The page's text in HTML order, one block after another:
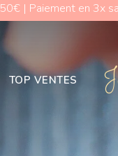
| Paiement en 3x
TOP VENTES